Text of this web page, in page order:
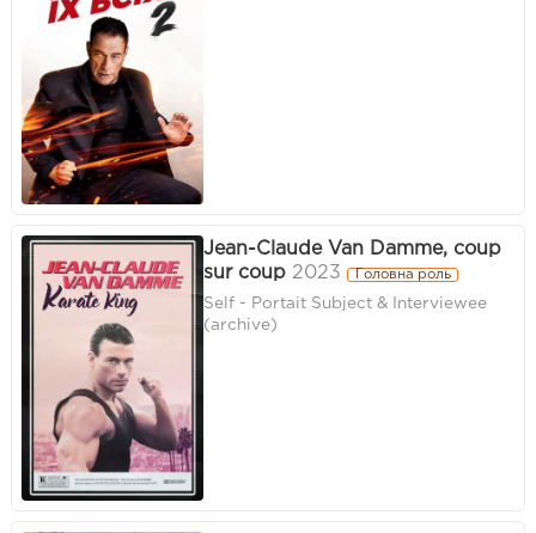
Jean-Claude Van Damme, coup
sur coup 2023 Головна роль
Self - Portait Subject & Interviewee
(archive)